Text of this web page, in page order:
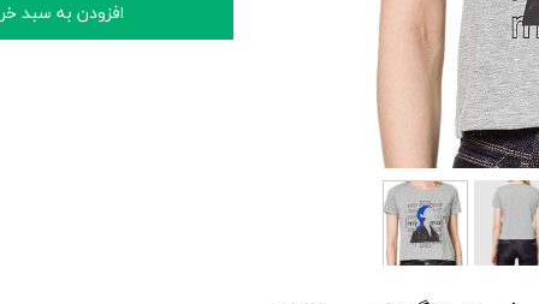
افزودن به سبد